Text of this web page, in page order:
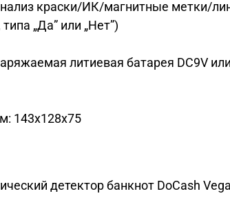
краски/ИК/магнитные метки/
„Да” или „Нет”)
литиевая батарея DC9V
143x128x75
детектор банкнот DoCash